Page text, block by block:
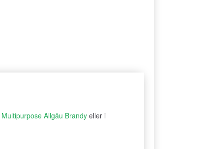
Multipurpose Allgäu Brandy eller i